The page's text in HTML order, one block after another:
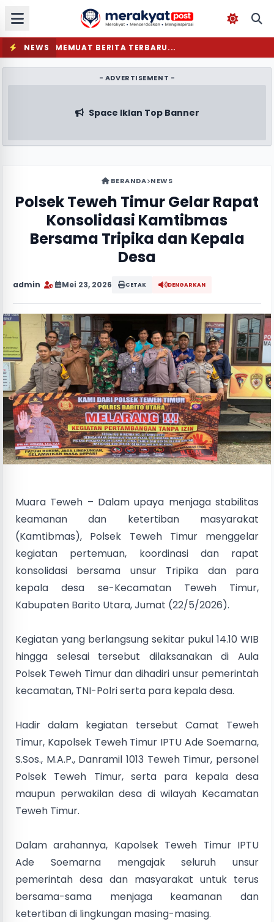
NEWS MEMUAT BERITA TERBARU...
- ADVERTISEMENT -
Space Iklan Top Banner
BERANDA NEWS
Polsek Teweh Timur Gelar Rapat
Konsolidasi Kamtibmas
Bersama Tripika dan Kepala
Desa
admin Mei 23, 2026 CETAK DENGARKAN
Muara Teweh – Dalam upaya menjaga stabilitas
keamanan dan ketertiban masyarakat
(Kamtibmas), Polsek Teweh Timur menggelar
kegiatan pertemuan, koordinasi dan rapat
konsolidasi bersama unsur Tripika dan para
kepala desa se-Kecamatan Teweh Timur,
Kabupaten Barito Utara, Jumat (22/5/2026).
Kegiatan yang berlangsung sekitar pukul 14.10 WIB
hingga selesai tersebut dilaksanakan di Aula
Polsek Teweh Timur dan dihadiri unsur pemerintah
kecamatan, TNI-Polri serta para kepala desa.
Hadir dalam kegiatan tersebut Camat Teweh
Timur, Kapolsek Teweh Timur IPTU Ade Soemarna,
S.Sos., M.A.P., Danramil 1013 Teweh Timur, personel
Polsek Teweh Timur, serta para kepala desa
maupun perwakilan desa di wilayah Kecamatan
Teweh Timur.
Dalam arahannya, Kapolsek Teweh Timur IPTU
Ade Soemarna mengajak seluruh unsur
pemerintah desa dan masyarakat untuk terus
bersama-sama menjaga keamanan dan
ketertiban di lingkungan masing-masing.